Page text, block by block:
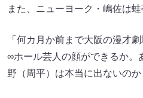
また、ニューヨーク・嶋佐は
「何カ月か前まで大阪の漫才
∞ホール芸人の顔ができるか。
野（周平）は本当に出ないのか